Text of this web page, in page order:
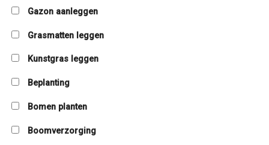
Gazon aanleggen
Grasmatten leggen
Kunstgras leggen
Beplanting
Bomen planten
Boomverzorging